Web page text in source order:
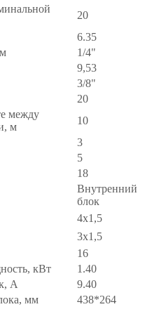
20
6.35
1/4"
9,53
3/8"
20
между
м
10
3
5
18
Внутренний
блок
4x1,5
3x1,5
16
кВт
1.40
А
9.40
мм
438*264